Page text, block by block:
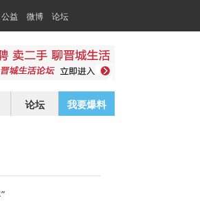
公益 微博 论坛
论坛 我要爆料